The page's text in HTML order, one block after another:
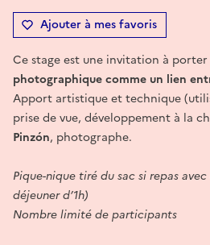
Ajouter à mes favoris
Ce stage est une invitation à porter
photographique comme un lien
Apport artistique et technique
prise de vue, développement à la
Pinzón, photographe.
Pique-nique tiré du sac si repas
déjeuner d’1h)
Nombre limité de participants